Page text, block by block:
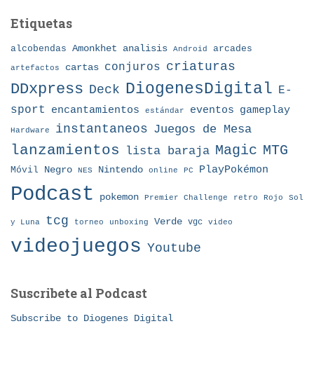
Etiquetas
alcobendas Amonkhet analisis Android arcades
artefactos cartas conjuros criaturas
DDxpress Deck DiogenesDigital E-
sport
encantamientos estándar eventos gameplay
Hardware instantaneos Juegos de Mesa
lanzamientos lista baraja Magic MTG
Móvil Negro NES Nintendo online PC PlayPokémon
Podcast pokemon Premier Challenge retro Rojo Sol
y Luna tcg torneo unboxing Verde vgc video
videojuegos Youtube
Suscribete al Podcast
Subscribe to Diogenes Digital